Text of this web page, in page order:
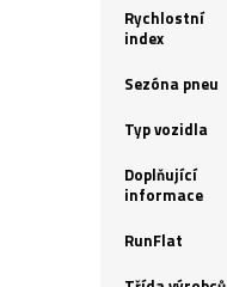
Rychlostní
index
Sezóna pneu
Typ vozidla
Doplňující
informace
RunFlat